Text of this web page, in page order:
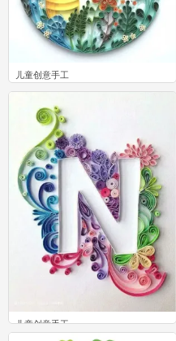
儿童创意手工
儿童创意手工
1